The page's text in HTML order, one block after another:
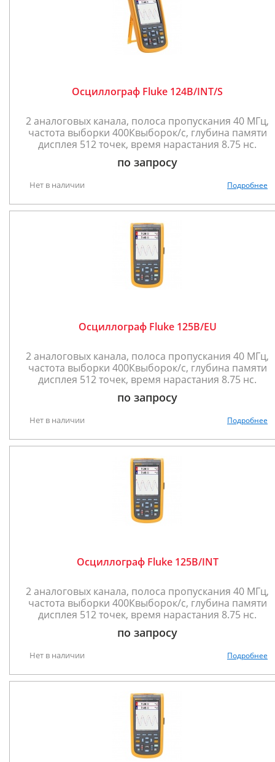
Осциллограф Fluke 124B/INT/S
2 аналоговых канала, полоса пропускания 40 МГц,
частота выборки 400Квыборок/с, глубина памяти
дисплея 512 точек, время нарастания 8.75 нс.
по запросу
Нет в наличии Подробнее
Осциллограф Fluke 125B/EU
2 аналоговых канала, полоса пропускания 40 МГц,
частота выборки 400Квыборок/с, глубина памяти
дисплея 512 точек, время нарастания 8.75 нс.
по запросу
Нет в наличии Подробнее
Осциллограф Fluke 125B/INT
2 аналоговых канала, полоса пропускания 40 МГц,
частота выборки 400Квыборок/с, глубина памяти
дисплея 512 точек, время нарастания 8.75 нс.
по запросу
Нет в наличии Подробнее